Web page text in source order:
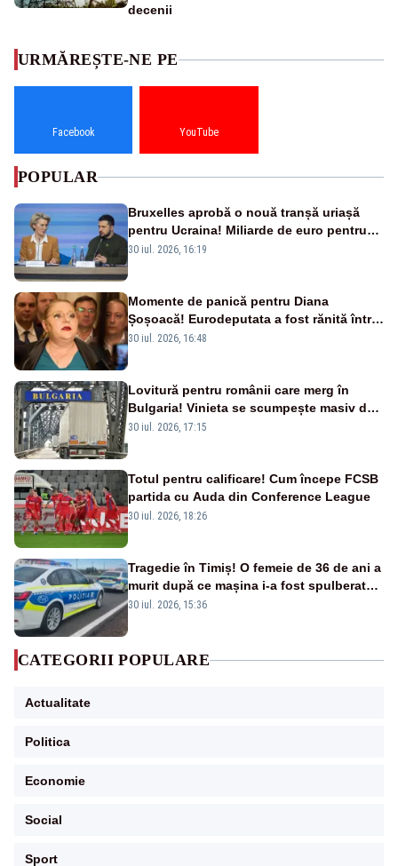
decenii
URMĂREȘTE-NE PE
Facebook YouTube
POPULAR
Bruxelles aprobă o nouă tranșă uriașă
pentru Ucraina! Miliarde de euro pentru
armament și apărare
30 iul. 2026, 16:19
Momente de panică pentru Diana
Șoșoacă! Eurodeputata a fost rănită într-
un accident rutier
30 iul. 2026, 16:48
Lovitură pentru românii care merg în
Bulgaria! Vinieta se scumpește masiv de
la 1 august
30 iul. 2026, 17:15
Totul pentru calificare! Cum începe FCSB
partida cu Auda din Conference League
30 iul. 2026, 18:26
Tragedie în Timiș! O femeie de 36 de ani a
murit după ce mașina i-a fost spulberată
de tren
30 iul. 2026, 15:36
CATEGORII POPULARE
Actualitate
Politica
Economie
Social
Sport